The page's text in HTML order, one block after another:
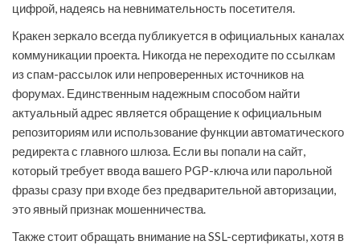
цифрой, надеясь на невнимательность посетителя.
Кракен зеркало всегда публикуется в официальных каналах
коммуникации проекта. Никогда не переходите по ссылкам
из спам-рассылок или непроверенных источников на
форумах. Единственным надежным способом найти
актуальный адрес является обращение к официальным
репозиториям или использование функции автоматического
редиректа с главного шлюза. Если вы попали на сайт,
который требует ввода вашего PGP-ключа или парольной
фразы сразу при входе без предварительной авторизации,
это явный признак мошенничества.
Также стоит обращать внимание на SSL-сертификаты, хотя в